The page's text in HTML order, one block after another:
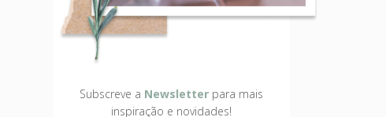
Subscreve a Newsletter para mais
inspiração e novidades!